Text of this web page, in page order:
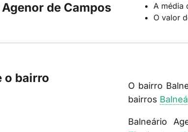
de Campos
A média
O valor
o bairro
O bairro
bairros
Balneário